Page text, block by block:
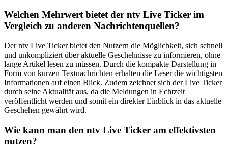
Welchen Mehrwert bietet der ntv Live Ticker im
Vergleich zu anderen Nachrichtenquellen?
Der ntv Live Ticker bietet den Nutzern die Möglichkeit, sich schnell
und unkompliziert über aktuelle Geschehnisse zu informieren, ohne
lange Artikel lesen zu müssen. Durch die kompakte Darstellung in
Form von kurzen Textnachrichten erhalten die Leser die wichtigsten
Informationen auf einen Blick. Zudem zeichnet sich der Live Ticker
durch seine Aktualität aus, da die Meldungen in Echtzeit
veröffentlicht werden und somit ein direkter Einblick in das aktuelle
Geschehen gewährt wird.
Wie kann man den ntv Live Ticker am effektivsten
nutzen?